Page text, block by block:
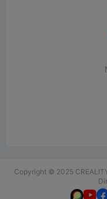
Copyright © 2025
